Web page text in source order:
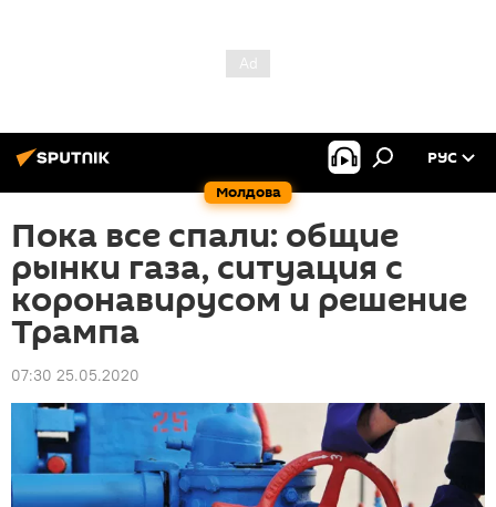
Молдова
РУС
Пока все спали: общие
рынки газа, ситуация с
коронавирусом и решение
Трампа
07:30 25.05.2020